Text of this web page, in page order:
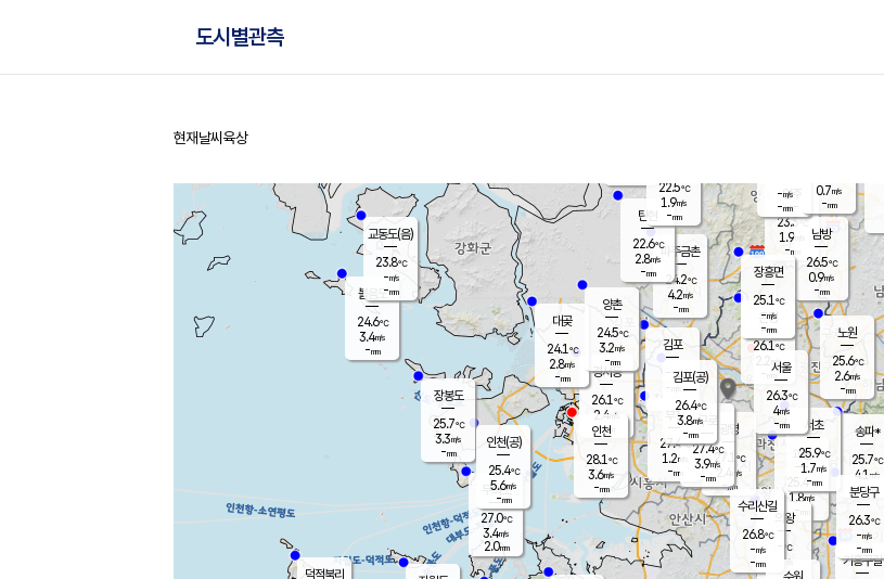
도시별관측
홈
현재날씨 육상
무의도
27.0℃
3.4m/s
2.0mm
볼음도
24.6℃
3.4m/s
-mm
양주
23.3℃
1.9
-mm
과천
25.4℃
1.8m/s
- mm
장봉도
25.7℃
3.3m/s
-mm
경서동
26.1℃
2.4 m/s
-mm
파주금촌
24.2℃
4.2m/s
-mm
대곶
24.1℃
2.8m/s
-mm
탄현
22.6℃
2.8m/s
-mm
의왕
- ℃
m/s
mm
김포
- ℃
-m/s
mm
광명
27.1
℃
2.4 m/s
-mm
부천
27.4℃
1.2m/s
-mm
양촌
24.5℃
3.2m/s
-mm
구로
27.4℃
3.9m/s
-mm
은평
26.1℃
2.2 m/s
- mm
노원
25.6℃
2.6m/s
-mm
송파*
25.7℃
4.1 m/s
-mm
서초
25.9℃
1.7m/s
-mm
남방
26.5℃
0.9m/s
-mm
기흥구갈
수리산길
26.8℃
-m/s
-mm
분당구
26.3℃
-m/s
-mm
장흥면
25.1℃
-m/s
-mm
-m/s
-mm
덕적북리
인천(공)
25.4℃
5.6m/s
-mm
김포(공)
26.4℃
3.8m/s
-mm
교동도(음)
23.8℃
-m/s
-mm
인천
28.1℃
3.6m/s
-mm
서울
26.3℃
4m/s
-mm
22.5℃
1.9m/s
-mm
0.7m/s
-mm